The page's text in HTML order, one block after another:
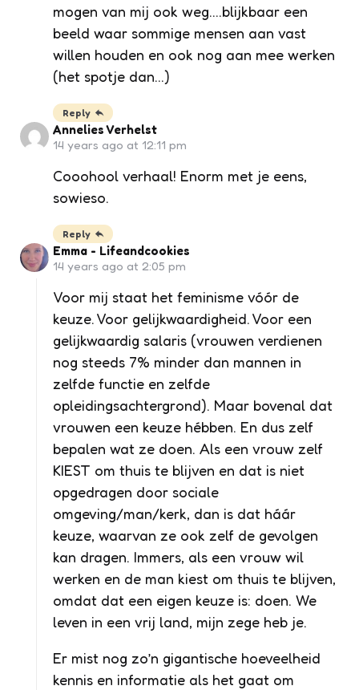
mogen van mij ook weg….blijkbaar een
beeld waar sommige mensen aan vast
willen houden en ook nog aan mee werken
(het spotje dan…)
Reply
Annelies Verhelst
14 years ago at 12:11 pm
Cooohool verhaal! Enorm met je eens,
sowieso.
Reply
Emma - Lifeandcookies
14 years ago at 2:05 pm
Voor mij staat het feminisme vóór de
keuze. Voor gelijkwaardigheid. Voor een
gelijkwaardig salaris (vrouwen verdienen
nog steeds 7% minder dan mannen in
zelfde functie en zelfde
opleidingsachtergrond). Maar bovenal dat
vrouwen een keuze hébben. En dus zelf
bepalen wat ze doen. Als een vrouw zelf
KIEST om thuis te blijven en dat is niet
opgedragen door sociale
omgeving/man/kerk, dan is dat háár
keuze, waarvan ze ook zelf de gevolgen
kan dragen. Immers, als een vrouw wil
werken en de man kiest om thuis te blijven,
omdat dat een eigen keuze is: doen. We
leven in een vrij land, mijn zege heb je.
Er mist nog zo’n gigantische hoeveelheid
kennis en informatie als het gaat om